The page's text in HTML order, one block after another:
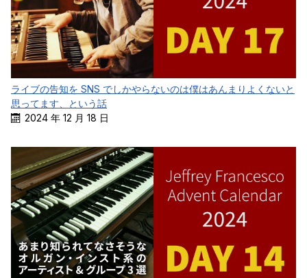
ライブの告知を SNS でしかやらないのは僕はあんまりよくないと
思ってます、という話
2024 年 12 月 18 日